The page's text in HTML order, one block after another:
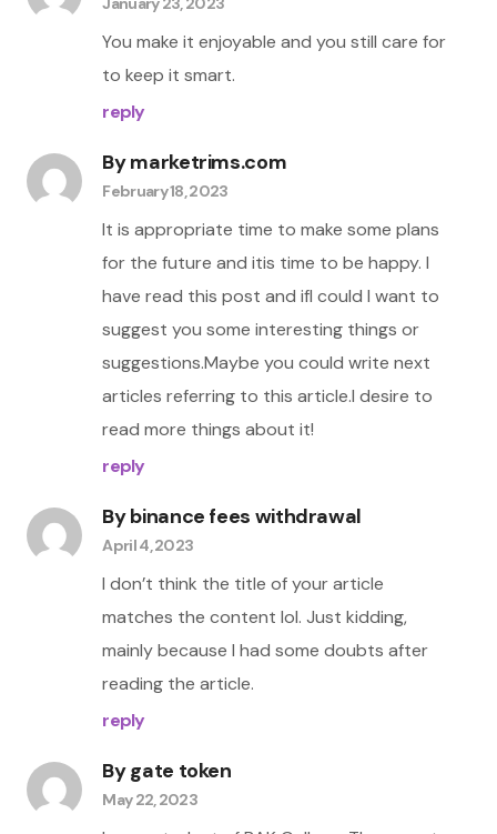
You make it enjoyable and you still care for
to keep it smart.
reply
Bymarketrims.com
February 18, 2023
It is appropriate time to make some plans
for the future and itis time to be happy. I
have read this post and ifI could I want to
suggest you some interesting things or
suggestions.Maybe you could write next
articles referring to this article.I desire to
read more things about it!
reply
Bybinance fees withdrawal
April 4, 2023
I don’t think the title of your article
matches the content lol. Just kidding,
mainly because I had some doubts after
reading the article.
reply
Bygate token
May 22, 2023